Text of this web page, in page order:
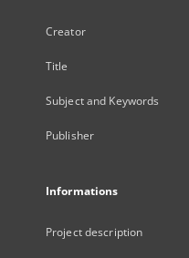
Creator
Title
Subject and Keywords
Publisher
Informations
Project description